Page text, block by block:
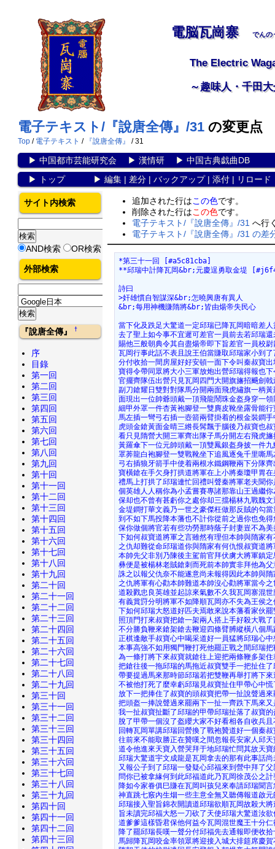
電脳瓦崗寨 でんの
The Electric
～趣味人・千田
電子テキスト/『說唐全傳』/31 の変更点
Top / 電子テキスト / 『說唐全傳』 / 31
▶ 中国都市芸能研究会▶ 漢情研▶ 中国古典戯曲DB
▶
トップ▶ 編集| 差分| バックアップ| 添付| リロード
追加された行はこの色です。
削除された行はこの色です。
電子テキスト/『說唐全傳』/31へ行
電子テキスト/『說唐全傳』/31 の差
*第三十一回 [#a5c81cba]
**邱瑞中計降瓦岡&br;元慶逞勇取金堤
詩曰
>奸雄慣自智謀深&br;怎曉興唐有異人
&br;每用神機賺隋將&br;皆由煬帝失民心
當下化及跌足大驚道一定邱瑞已降瓦岡暗暗差
去了聖上如今事不宜遲可差官一員前去若邱瑞
賜他三般朝典令其自盡煬帝即下旨差官一員校
瓦岡行事此話不表且說王伯當賺取邱瑞家小到
分付收拾一間房屋好好安頓一面下令叫秦叔寶
寶得令帶同眾將大小三軍放炮出營邱瑞得報也
官擺齊隊伍出營只見瓦岡四門大開旗旛招颺劍
副刀鎗耀日雙對對隊馬分開兩面飛虎繡旗一柄
面現出一位帥爺頭戴一頂飛龍鬧珠金盔身穿一
細甲外罩一件杏黃袍腳登一雙麂皮靴坐露骨能
馬左插一彎弓右插一壺箭兩臂掛着的根金裝鐧
虎頭金鎗黃面金晴三綹長髯飄于腦後乃叔寶也
看只見隋營大開三軍齊出隊子馬分開左右飛虎
黃羅傘下一位元帥頭戴一頂雙鳳銀盔身披一件
罩莾龍白袍腳登一雙戰靴坐下追風逐兔千里嘶
弓右插狼牙箭手中使着兩根水鐵鋼鞭兩下分隊
寶橫鎗在手欠身打拱道將軍在上小將秦瓊甲胃
禮馬上打拱了邱瑞連忙回禮叫聲秦將軍老夫聞
個英雄人人稱你為小孟嘗賽專諸那靠山王過繼
保却也不曾有甚虧你之處你却三擋楊林九戰魏
金堤鐧打華文義乃一世之豪傑枉做那反賊的勾
到不如下馬投降本藩也不計你從前之過你也免
保你做個將官若有些功勞那時蔭子封妻豈不為
下如何叔寶道將軍之言雖然有理但本帥與隋家
之仇却難從命邱瑞道你與隋家有何仇恨叔寶道
本帥先父非別乃陳後主駕前官拜伏虜大將軍鎮
彝便是被楊林老賊鎗刺而死前本帥實非拜他為
誅之以報父仇奈不能遂意尚未報得因此本帥與
之仇將軍有心勸本帥難道本帥沒心勸將軍當今
道殺戮忠良英雄並起諒來氣數不久我瓦岡寨混
有義賞罸分明將軍不如降順瓦岡亦不失為王侯
下如何邱瑞大怒道好匹夫焉敢來說本藩看家伙
照頂門打來叔寶把鎗一架兩人搭上手好殺大戰
不分勝負鞭來鎗架鎗去鞭迎四條臂膊縱橫八個
正棋逢敵手叔寶心中喝采道好一員猛將邱瑞心
本事高強不如用獨門鞭打死他罷正戰之間邱瑞
為一條打將下來叔寶就鎗往上迎把兩條鞭多架
把鎗往後一拖邱瑞的馬拖近叔寶雙手一把扯住
帶要提過馬來那時節邱瑞若把雙鞭再舉打將下
不被他打死了麼幸虧邱瑞見叔寶扯住甲帶心中
放下一把捧住了叔寶的頭叔寶把帶一扯說聲過
把頭盔一捧說聲過來罷兩下一扯一齊跌下馬來
我一扯叔寶扯斷了邱瑞的甲帶邱瑞扯落了叔寶
脫了甲帶一個沒了盔纓大家不好看相各自收兵
回轉瓦岡單講邱瑞回營換了戰袍贊道好一個秦
往前來不能取勝正在贊嘆之間忽報長安家人邱
道令他進來天寶入營哭拜于地邱瑞忙問其故天
邱瑞大驚道宇文成龍是瓦岡拿去的那有此事話
又報公子到了邱瑞一發疑心邱福來到營中拜了
問你已被拿緣何到此邱福道此乃瓦岡徐茂公之
降如今家眷俱巳賺在瓦岡叫孩兒來奉請邱瑞聞
神直跳七竅內生烟一些主意全無又聽傳報道啟
邱瑞接入聖旨錦衣開讀道邱瑞欲順瓦岡故殺大
旨未讀完邱福大怒一刀砍了天使邱瑞大驚道汝
道爹爹這樣昏君保他何益今瓦岡混世魔王十分
降了罷邱瑞長嘆一聲分付邱福先去通報即便收
馬歸降瓦岡咬金率領眾將迎接入城大排筵席慶
サイト内検索
AND検索 OR検索
外部検索
『說唐全傳』†
序
目錄
第一回
第二回
第三回
第四回
第五回
第六回
第七回
第八回
第九回
第十回
第十一回
第十二回
第十三回
第十四回
第十五回
第十六回
第十七回
第十八回
第十九回
第二十回
第二十一回
第二十二回
第二十三回
第二十四回
第二十五回
第二十六回
第二十七回
第二十八回
第二十九回
第三十回
第三十一回
第三十二回
第三十三回
第三十四回
第三十五回
第三十六回
第三十七回
第三十八回
第三十九回
第四十回
第四十一回
第四十二回
第四十三回